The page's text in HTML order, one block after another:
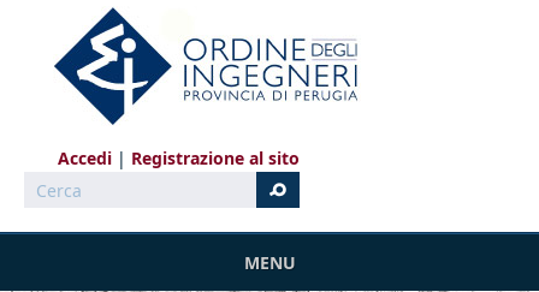
Salta al contenuto principale
Accedi
Registrazione al sito
Cerca
MENU